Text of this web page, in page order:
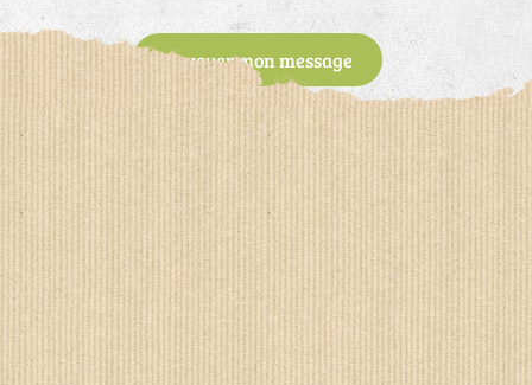
Envoyer mon message